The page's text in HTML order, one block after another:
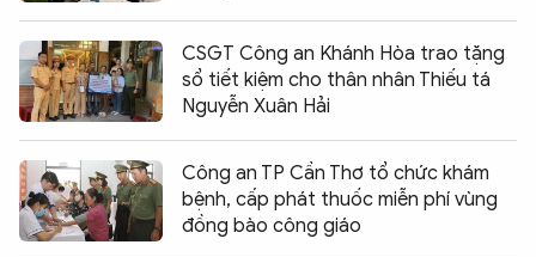
CSGT Công an Khánh Hòa trao tặng
sổ tiết kiệm cho thân nhân Thiếu tá
Nguyễn Xuân Hải
Công an TP Cần Thơ tổ chức khám
bệnh, cấp phát thuốc miễn phí vùng
đồng bào công giáo